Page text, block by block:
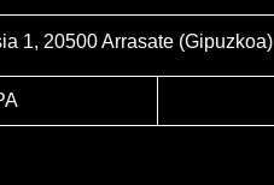
1, 20500 Arrasate (Gipuzkoa)